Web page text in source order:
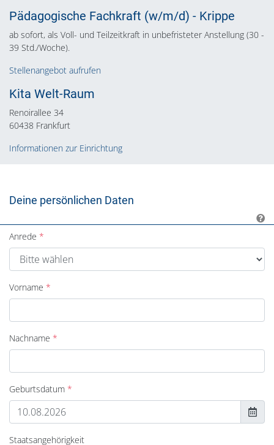
Pädagogische Fachkraft (w/m/d) - Krippe
ab sofort, als Voll- und Teilzeitkraft in unbefristeter Anstellung (30 -
39 Std./Woche).
Stellenangebot aufrufen
Kita Welt-Raum
Renoirallee 34
60438 Frankfurt
Informationen zur Einrichtung
Deine persönlichen Daten
Anrede
Vorname
Nachname
Geburtsdatum
Staatsangehörigkeit